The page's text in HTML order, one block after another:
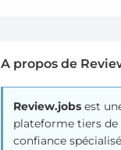
A propos de
Review.jobs est
plateforme tiers de
confiance